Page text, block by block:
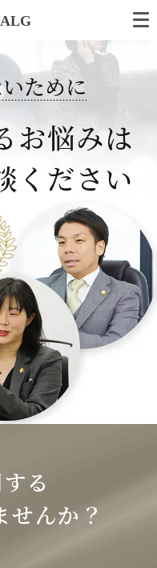
ために
お悩みは
ください
る
せんか？